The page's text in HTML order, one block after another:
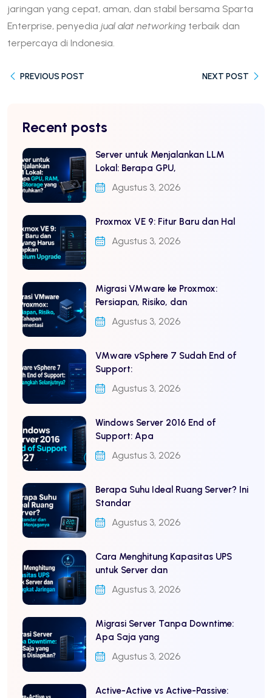
jaringan yang cepat, aman, dan stabil bersama Sparta
Enterprise, penyedia jual alat networking terbaik dan
terpercaya di Indonesia.
PREVIOUS POST NEXT POST
Recent posts
Server untuk Menjalankan LLM
Lokal: Berapa GPU,
Agustus 3, 2026
Proxmox VE 9: Fitur Baru dan Hal
Agustus 3, 2026
Migrasi VMware ke Proxmox:
Persiapan, Risiko, dan
Agustus 3, 2026
VMware vSphere 7 Sudah End of
Support:
Agustus 3, 2026
Windows Server 2016 End of
Support: Apa
Agustus 3, 2026
Berapa Suhu Ideal Ruang Server? Ini
Standar
Agustus 3, 2026
Cara Menghitung Kapasitas UPS
untuk Server dan
Agustus 3, 2026
Migrasi Server Tanpa Downtime:
Apa Saja yang
Agustus 3, 2026
Active-Active vs Active-Passive: